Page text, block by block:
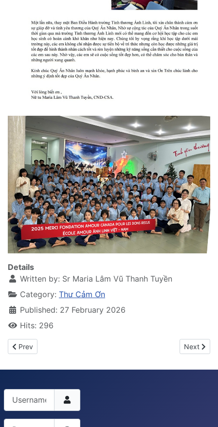
Details
Written by: Sr Maria Lâm Vũ Thanh Tuyền
Category: Thư Cảm Ơn
Published: 27 February 2026
Hits: 296
Previous article: Thư cảm ơn của Sr Maria Nguyễn Thị Phương
Prev Next
Next
Username
Password